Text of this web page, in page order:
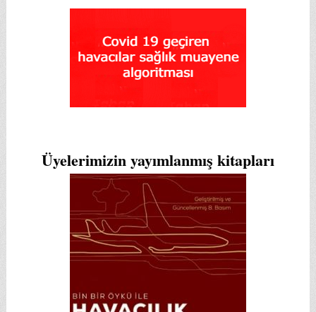
Üyelerimizin yayımlanmış kitapları